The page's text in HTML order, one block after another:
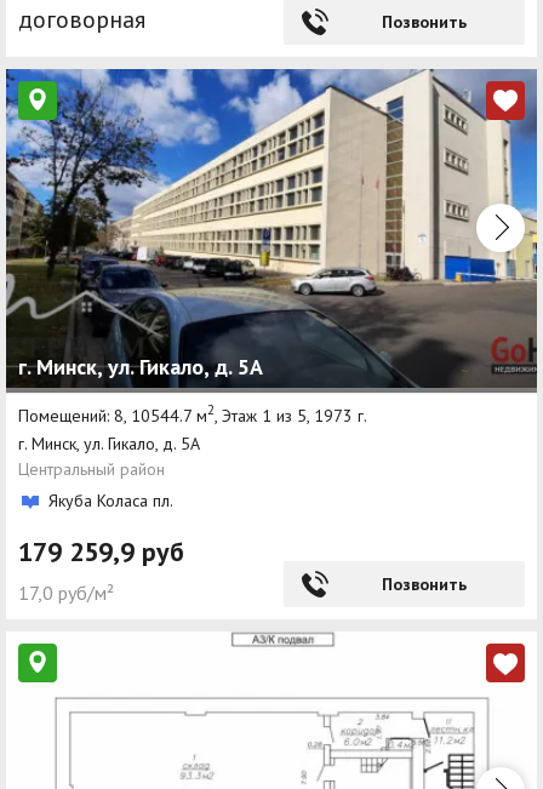
договорная Позвонить
г. Минск, ул. Гикало, д. 5А
Помещений: 8, 10544.7 м2 , Этаж 1 из 5, 1973 г.
г. Минск, ул. Гикало, д. 5А
Центральный район
Якуба Коласа пл.
179 259,9 руб
17,0 руб/м² Позвонить